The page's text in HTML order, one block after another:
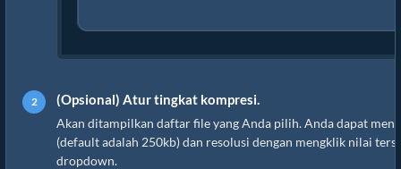
(Opsional) Atur tingkat kompresi.
Akan ditampilkan daftar file yang Anda pilih. Anda dapat
(default adalah 250kb) dan resolusi dengan mengklik nilai
dropdown.